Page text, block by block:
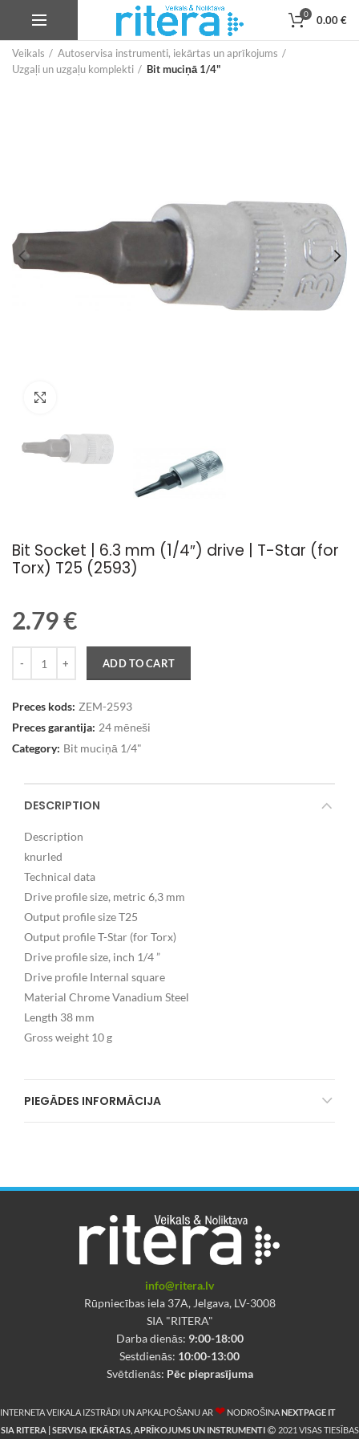
0 0.00€
Veikals
Autoservisa instrumenti, iekārtas un aprīkojums
Uzgaļi un uzgaļu komplekti
Bit muciņā 1/4"
Bit Socket | 6.3 mm (1/4″) drive | T-Star (for
Torx) T25 (2593)
2.79€
ADD TO CART
Preces kods: ZEM-2593
Preces garantija: 24 mēneši
Category: Bit muciņā 1/4"
DESCRIPTION
Description
knurled
Technical data
Drive profile size, metric 6,3 mm
Output profile size T25
Output profile T-Star (for Torx)
Drive profile size, inch 1/4 ”
Drive profile Internal square
Material Chrome Vanadium Steel
Length 38 mm
Gross weight 10 g
PIEGĀDES INFORMĀCIJA
info@ritera.lv
Rūpniecības iela 37A, Jelgava, LV-3008
SIA "RITERA"
Darba dienās: 9:00-18:00
Sestdienās: 10:00-13:00
Svētdienās: Pēc pieprasījuma
INTERNETA VEIKALA IZSTRĀDI UN APKALPOŠANU AR ❤ NODROŠINANEXTPAGE IT
SIA RITERA | SERVISA IEKĀRTAS, APRĪKOJUMS UN INSTRUMENTI
2021 VISAS TIESĪBAS